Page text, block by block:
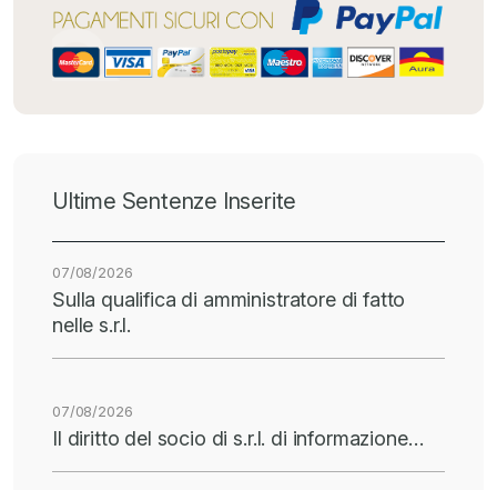
Ultime Sentenze Inserite
07/08/2026
Sulla qualifica di amministratore di fatto
nelle s.r.l.
07/08/2026
Il diritto del socio di s.r.l. di informazione…